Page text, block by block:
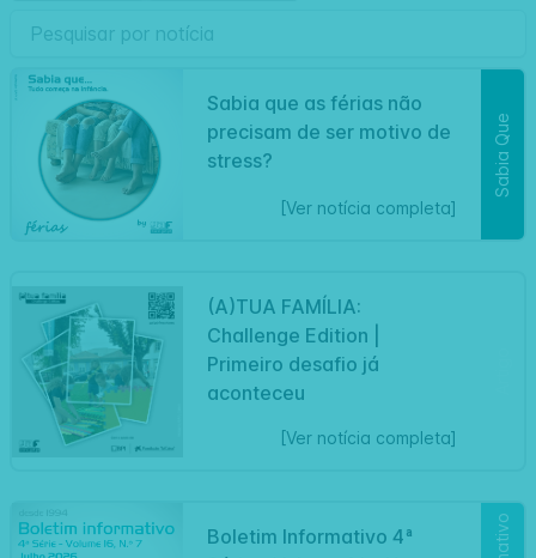
Sabia que as férias não
precisam de ser motivo de
stress?
[Ver notícia completa]
Sabia Que
(A)TUA FAMÍLIA:
Challenge Edition |
Primeiro desafio já
aconteceu
[Ver notícia completa]
Boletim Informativo 4ª